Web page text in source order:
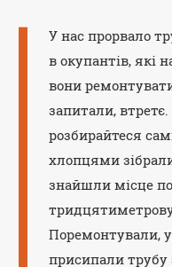
У нас прорвало
в окупантів, які
вони
запитали,
розбирайтеся
хлопцями
знайшли місце
Поремонтували,
присипали